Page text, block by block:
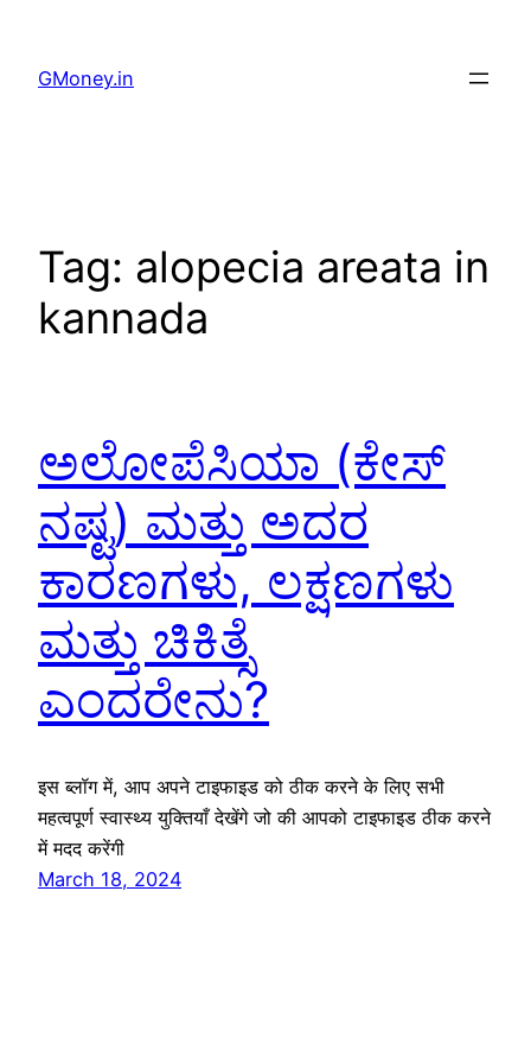
GMoney.in
Tag: alopecia areata in
kannada
ಅಲೋಪೆಸಿಯಾ (ಕೇಸ್
ನಷ್ಟ) ಮತ್ತು ಅದರ
ಕಾರಣಗಳು, ಲಕ್ಷಣಗಳು
ಮತ್ತು ಚಿಕಿತ್ಸೆ
ಎಂದರೇನು?
इस ब्लॉग में, आप अपने टाइफाइड को ठीक करने के लिए सभी
महत्वपूर्ण स्वास्थ्य युक्तियाँ देखेंगे जो की आपको टाइफाइड ठीक करने
में मदद करेंगी
March 18, 2024